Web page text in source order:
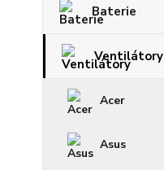
Baterie
Ventilátory
Acer
Asus